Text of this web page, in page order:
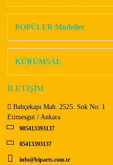
Ürün açıklamasında eksik
Bu ürüne benzer farklı
POPÜLER Modeller
KURUMSAL
İLETİŞİM
Bahçekapı Mah. 2525. Sok No: 1
Etimesgut / Ankara
905413393137
05413393137
info@biparts.com.tr